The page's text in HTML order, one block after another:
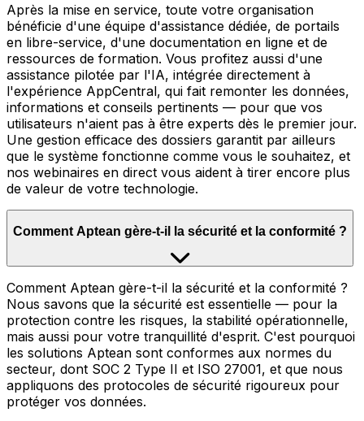
Après la mise en service, toute votre organisation
bénéficie d'une équipe d'assistance dédiée, de portails
en libre-service, d'une documentation en ligne et de
ressources de formation. Vous profitez aussi d'une
assistance pilotée par l'IA, intégrée directement à
l'expérience AppCentral, qui fait remonter les données,
informations et conseils pertinents — pour que vos
utilisateurs n'aient pas à être experts dès le premier jour.
Une gestion efficace des dossiers garantit par ailleurs
que le système fonctionne comme vous le souhaitez, et
nos webinaires en direct vous aident à tirer encore plus
de valeur de votre technologie.
Comment Aptean gère-t-il la sécurité et la conformité ?
Comment Aptean gère-t-il la sécurité et la conformité ?
Nous savons que la sécurité est essentielle — pour la
protection contre les risques, la stabilité opérationnelle,
mais aussi pour votre tranquillité d'esprit. C'est pourquoi
les solutions Aptean sont conformes aux normes du
secteur, dont SOC 2 Type II et ISO 27001, et que nous
appliquons des protocoles de sécurité rigoureux pour
protéger vos données.